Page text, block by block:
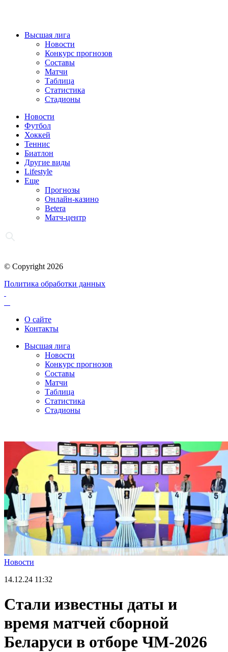
Высшая лига
Новости
Конкурс прогнозов
Составы
Матчи
Таблица
Статистика
Стадионы
Новости
Футбол
Хоккей
Теннис
Биатлон
Другие виды
Lifestyle
Еще
Прогнозы
Онлайн-казино
Betera
Матч-центр
© Copyright 2026
Политика обработки данных
О сайте
Контакты
Высшая лига
Новости
Конкурс прогнозов
Составы
Матчи
Таблица
Статистика
Стадионы
Новости
14.12.24 11:32
Стали известны даты и
время матчей сборной
Беларуси в отборе ЧМ-2026